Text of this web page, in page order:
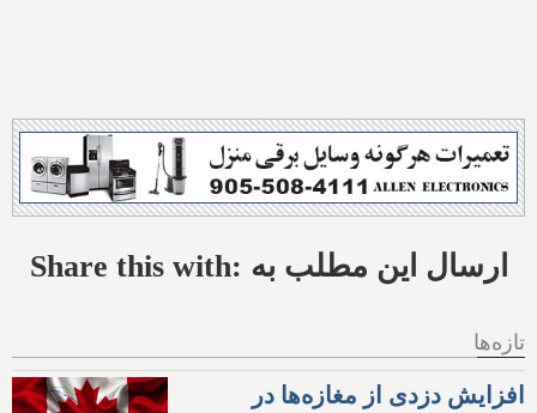
Share this with: ارسال این مطلب به
تازه‌ها
افزایش دزدی از مغازه‌ها در